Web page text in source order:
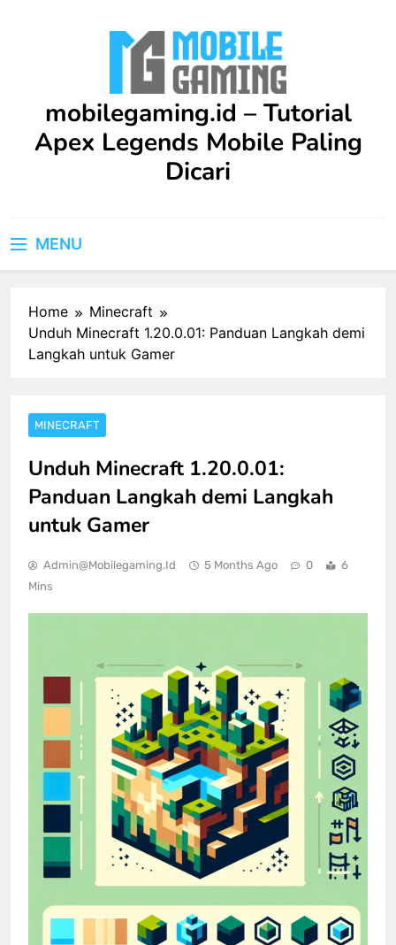
mobilegaming.id – Tutorial
Apex Legends Mobile Paling
Dicari
saran profesional yang bisa langsung kamu terapkan
MENU
Home
Minecraft
Unduh Minecraft 1.20.0.01: Panduan Langkah demi
Langkah untuk Gamer
MINECRAFT
Unduh Minecraft 1.20.0.01:
Panduan Langkah demi Langkah
untuk Gamer
Admin@mobilegaming.id 5 Months Ago 0
6
Mins